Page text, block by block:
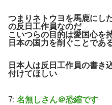
つまりネトウヨを馬鹿にし
の反日工作員なのだ
こいつらの目的は愛国心を
日本の国力を削ぐことであ
日本人は反日工作員の書き
付けてほしい
7: 名無しさん＠恐縮です